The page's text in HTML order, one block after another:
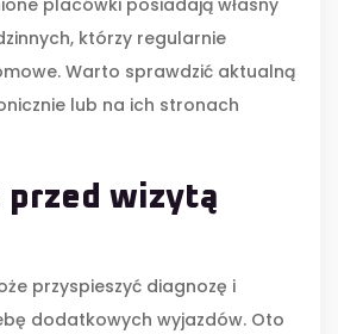
placówki posiadają własny
którzy regularnie
Warto sprawdzić aktualną
lub na ich stronach
przed wizytą
przyspieszyć diagnozę i
dodatkowych wyjazdów. Oto